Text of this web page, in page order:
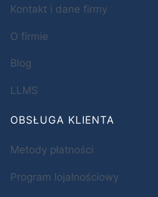
Kontakt i dane firmy
O firmie
Blog
LLMS
OBSŁUGA KLIENTA
Metody płatności
Program lojalnościowy